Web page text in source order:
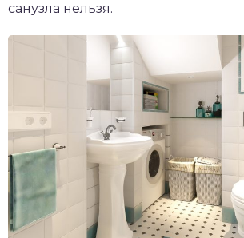
санузла нельзя.